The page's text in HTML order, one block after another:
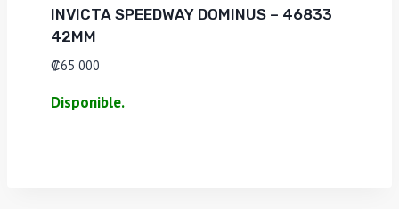
INVICTA SPEEDWAY DOMINUS – 46833
42MM
₡65 000
Disponible.